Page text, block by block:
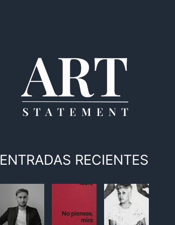
ENTRADAS RECIENTES